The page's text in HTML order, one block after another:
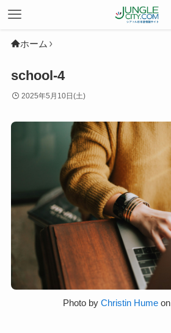
ホーム
school-4
2025年5月10日(土)
Photo by Christin Hume on